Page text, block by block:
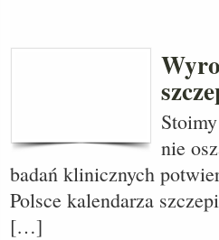
nie
badań klinicznych
Polsce kalendarza
[…]